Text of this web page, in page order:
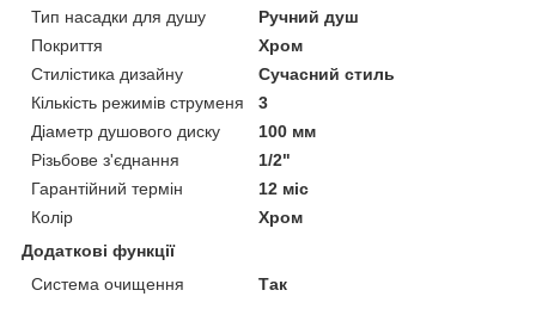
Тип насадки для душу
Ручний душ
Покриття
Хром
Стилістика дизайну
Сучасний стиль
Кількість режимів струменя
3
Діаметр душового диску
100 мм
Різьбове з'єднання
1/2"
Гарантійний термін
12 міс
Колір
Хром
Додаткові функції
Система очищення
Так